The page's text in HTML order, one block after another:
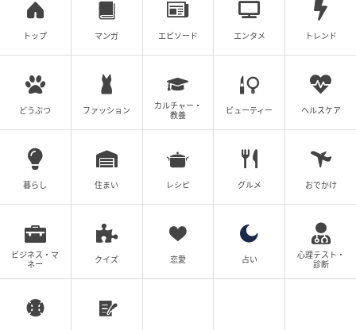
スピレーションの融合から生まれた作品が並ぶ。
ボリュームをテーマにした展示では、ブレスレットを拡大した彫刻のインス
タレーションも。
トップ マンガ エピソード エンタメ トレンド
どうぶつ ファッション
カルチャー・
教養
ビューティー ヘルスケア
暮らし 住まい レシピ グルメ おでかけ
ビジネス・マ
ネー
クイズ 恋愛 占い
心理テスト・
診断